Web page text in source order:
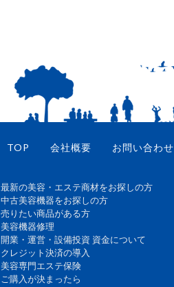
TOP 会社概要 お問い合わせ
最新の美容・エステ商材をお探しの方
中古美容機器をお探しの方
売りたい商品がある方
美容機器修理
開業・運営・設備投資 資金について
クレジット決済の導入
美容専門エステ保険
ご購入が決まったら